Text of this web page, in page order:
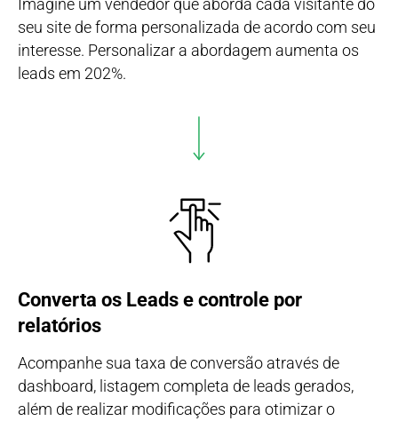
seu site de forma personalizada de acordo com seu
interesse. Personalizar a abordagem aumenta os
leads em 202%.
Converta os Leads e controle por
relatórios
Acompanhe sua taxa de conversão através de
dashboard, listagem completa de leads gerados,
além de realizar modificações para otimizar o